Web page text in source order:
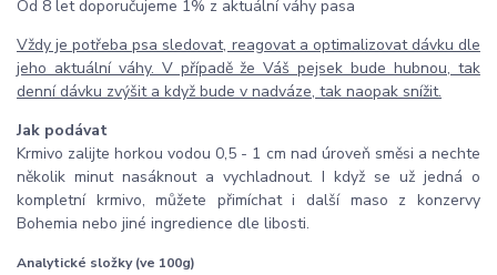
Od 8 let doporučujeme 1% z aktuální váhy pasa
Vždy je potřeba psa sledovat, reagovat a optimalizovat dávku dle
jeho aktuální váhy. V případě že Váš pejsek bude hubnou, tak
denní dávku zvýšit a když bude v nadváze, tak naopak snížit.
Jak podávat
Krmivo zalijte horkou vodou 0,5 - 1 cm nad úroveň směsi a nechte
několik minut nasáknout a vychladnout. I když se už jedná o
kompletní krmivo, můžete přimíchat i další maso z konzervy
Bohemia nebo jiné ingredience dle libosti.
Analytické složky (ve 100g)